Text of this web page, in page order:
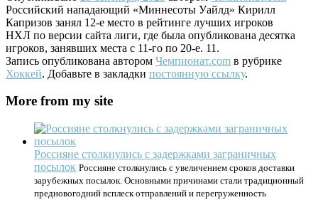
Российский нападающий «Миннесоты Уайлд» Кирилл
Капризов занял 12-е место в рейтинге лучших игроков
НХЛ по версии сайта лиги, где была опубликована десятка
игроков, занявших места с 11-го по 20-е. 11.
Запись опубликована автором Чемпионат.com в рубрике
Хоккей. Добавьте в закладки постоянную ссылку.
More from my site
Россияне столкнулись с задержками заграничных
посылок Россияне столкнулись с увеличением сроков доставки
зарубежных посылок. Основными причинами стали традиционный
предновогодний всплеск отправлений и перегруженность